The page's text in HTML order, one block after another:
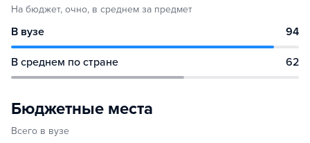
На бюджет, очно, в среднем за предмет
В вузе 94
В среднем по стране 62
Бюджетные места
Всего в вузе